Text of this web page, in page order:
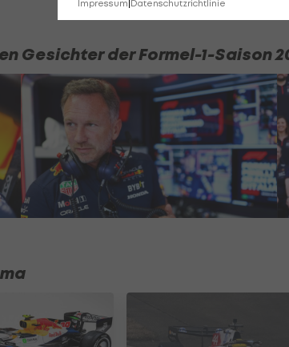
Gesichter der Formel-1-Saison
Impressum Datenschutzrichtlinie